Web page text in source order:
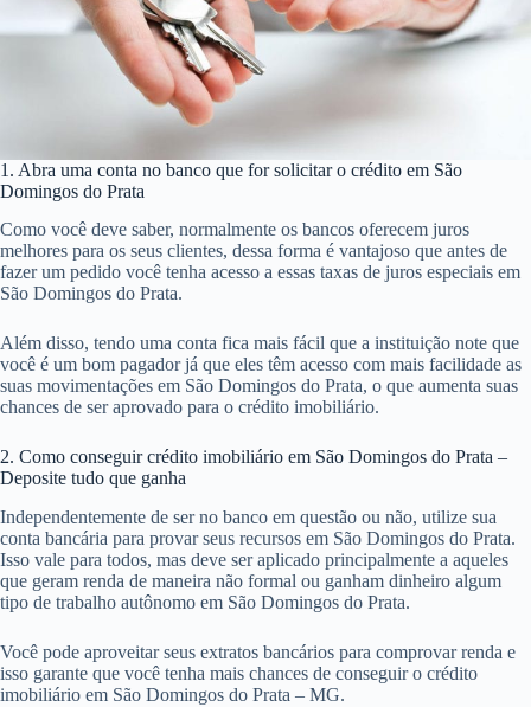
1. Abra uma conta no banco que for solicitar o crédito em São
Domingos do Prata
Como você deve saber, normalmente os bancos oferecem juros
melhores para os seus clientes, dessa forma é vantajoso que antes de
fazer um pedido você tenha acesso a essas taxas de juros especiais em
São Domingos do Prata.
Além disso, tendo uma conta fica mais fácil que a instituição note que
você é um bom pagador já que eles têm acesso com mais facilidade as
suas movimentações em São Domingos do Prata, o que aumenta suas
chances de ser aprovado para o crédito imobiliário.
2. Como conseguir crédito imobiliário em São Domingos do Prata –
Deposite tudo que ganha
Independentemente de ser no banco em questão ou não, utilize sua
conta bancária para provar seus recursos em São Domingos do Prata.
Isso vale para todos, mas deve ser aplicado principalmente a aqueles
que geram renda de maneira não formal ou ganham dinheiro algum
tipo de trabalho autônomo em São Domingos do Prata.
Você pode aproveitar seus extratos bancários para comprovar renda e
isso garante que você tenha mais chances de conseguir o crédito
imobiliário em São Domingos do Prata – MG.